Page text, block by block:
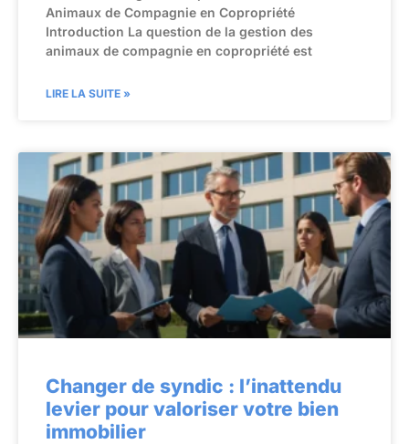
Animaux de Compagnie en Copropriété
Introduction La question de la gestion des
animaux de compagnie en copropriété est
LIRE LA SUITE »
Changer de syndic : l’inattendu
levier pour valoriser votre bien
immobilier